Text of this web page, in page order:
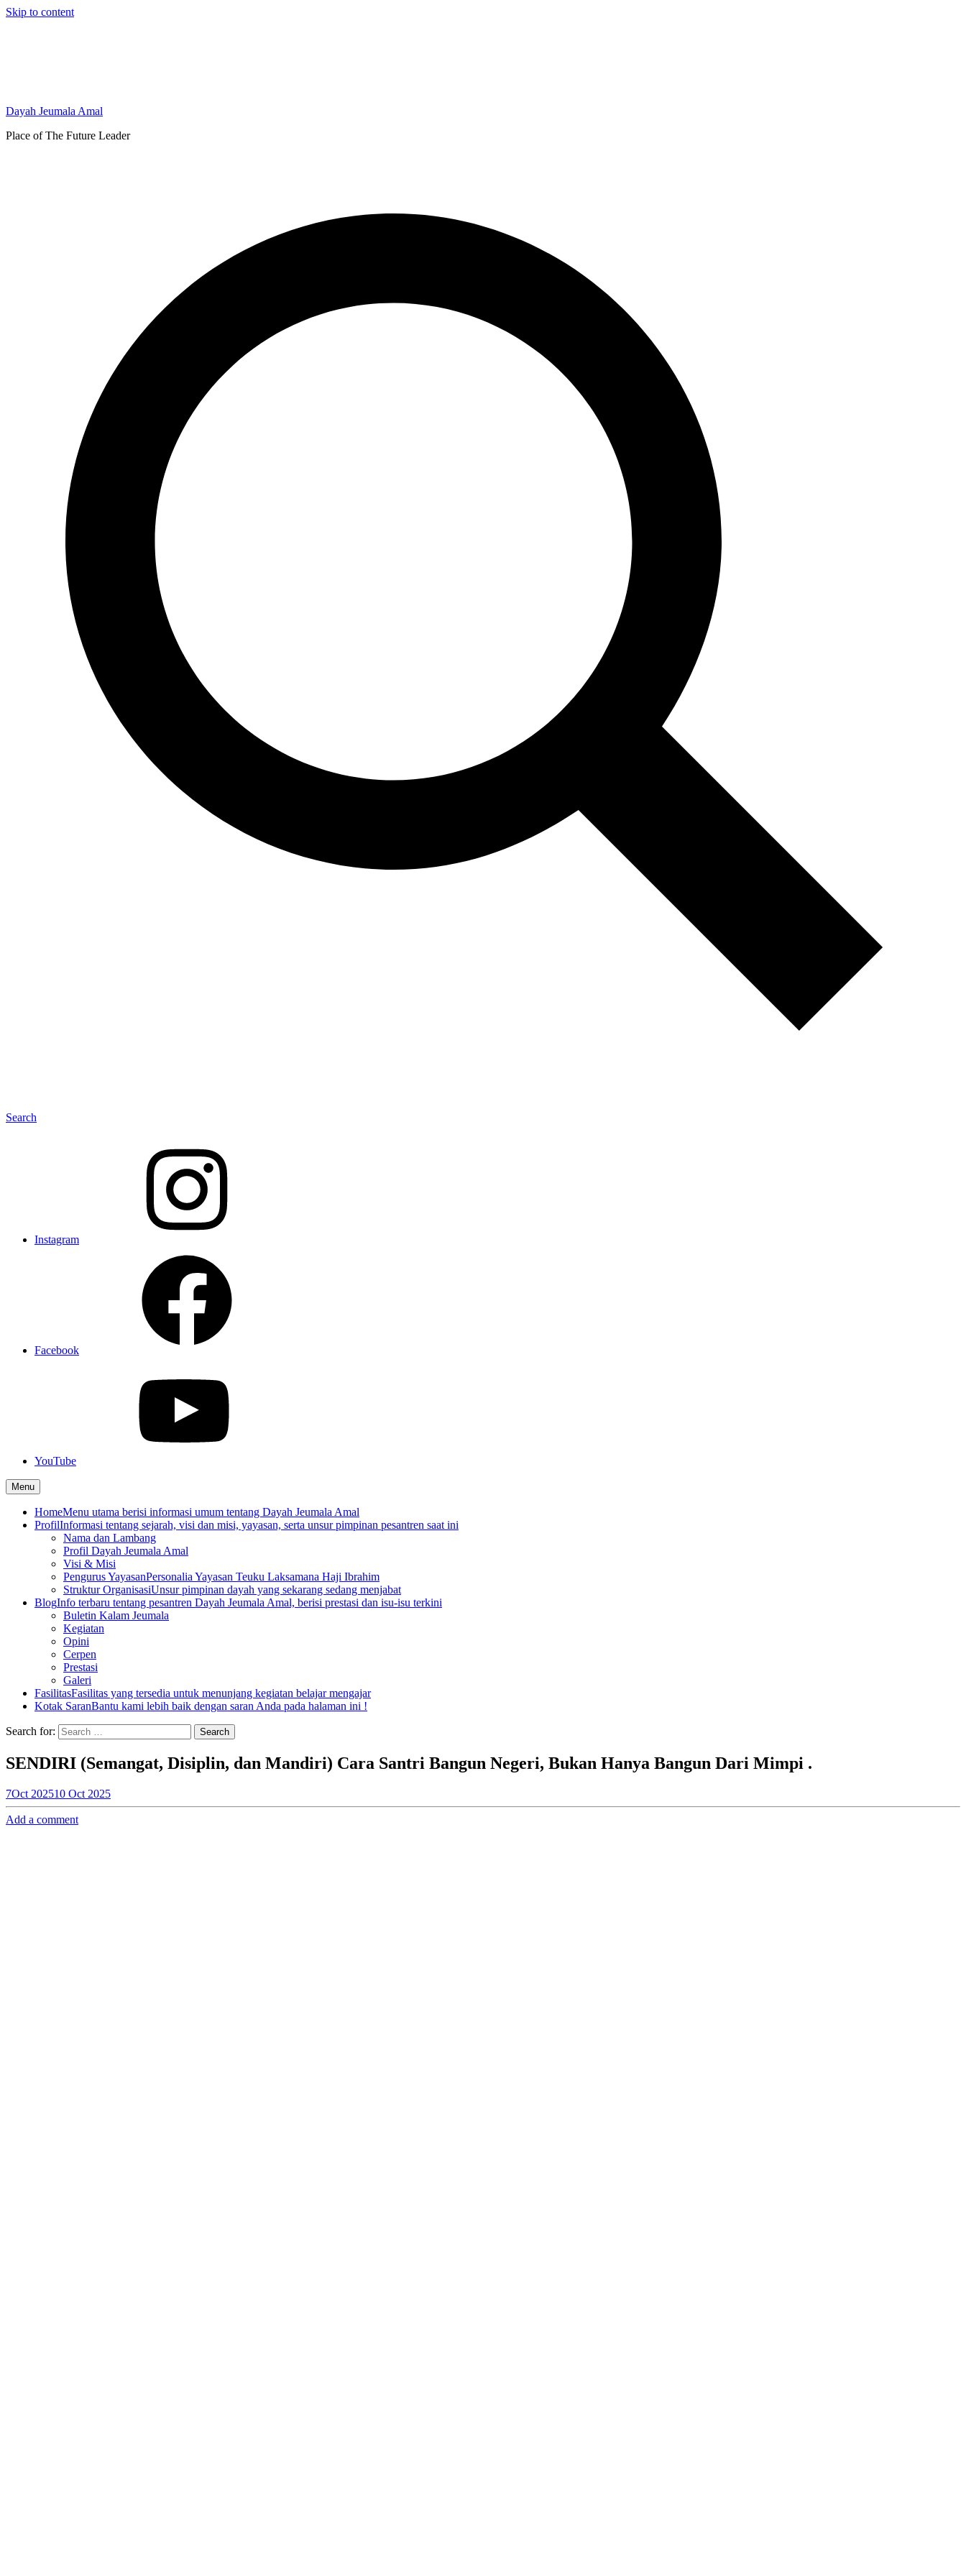
Skip to content
Dayah Jeumala Amal
Place of The Future Leader
Search
Instagram
Facebook
YouTube
Menu
HomeMenu utama berisi informasi umum tentang Dayah Jeumala Amal
ProfilInformasi tentang sejarah, visi dan misi, yayasan, serta unsur pimpinan pesantren saat ini
Nama dan Lambang
Profil Dayah Jeumala Amal
Visi & Misi
Pengurus YayasanPersonalia Yayasan Teuku Laksamana Haji Ibrahim
Struktur OrganisasiUnsur pimpinan dayah yang sekarang sedang menjabat
BlogInfo terbaru tentang pesantren Dayah Jeumala Amal, berisi prestasi dan isu-isu terkini
Buletin Kalam Jeumala
Kegiatan
Opini
Cerpen
Prestasi
Galeri
FasilitasFasilitas yang tersedia untuk menunjang kegiatan belajar mengajar
Kotak SaranBantu kami lebih baik dengan saran Anda pada halaman ini !
Search for:
SENDIRI (Semangat, Disiplin, dan Mandiri) Cara Santri Bangun Negeri, Bukan Hanya Bangun Dari Mimpi .
7Oct 202510 Oct 2025
Add a comment